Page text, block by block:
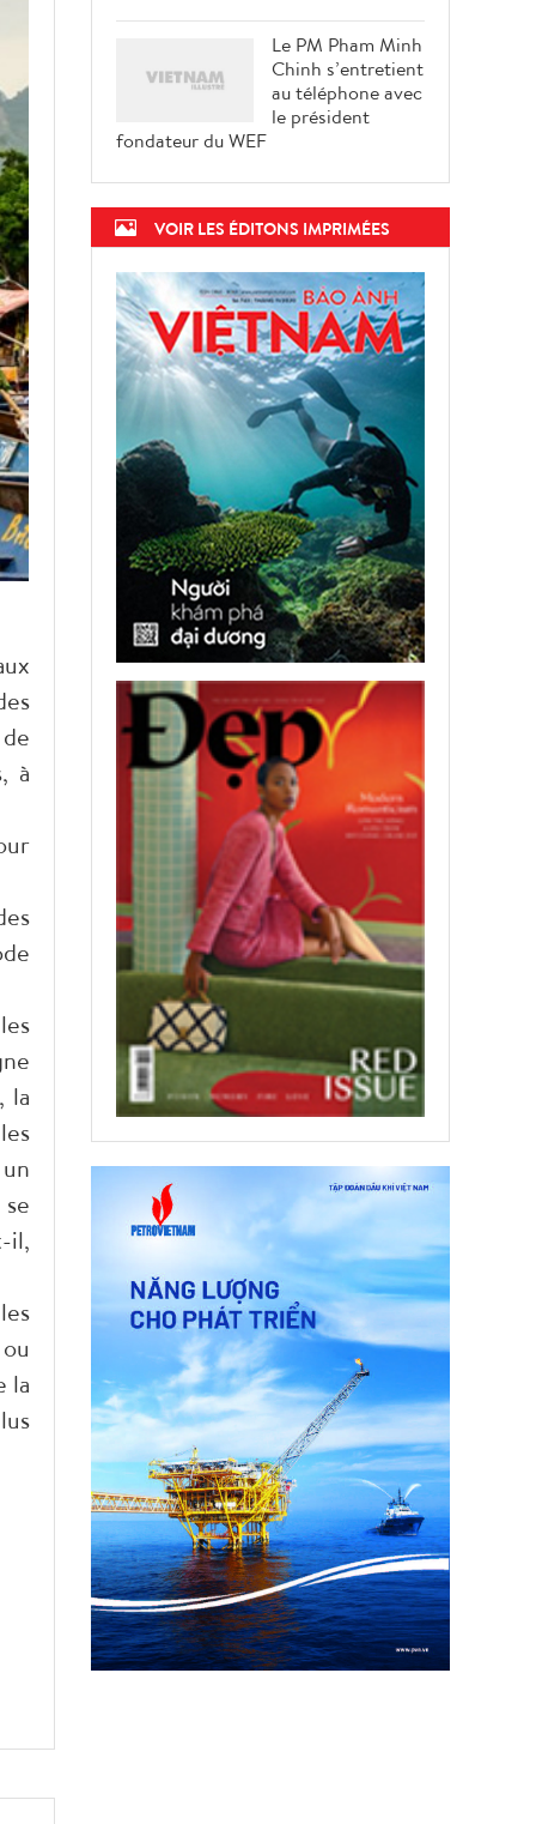
à
la
il,
la
Le PM Pham Minh
Chinh s’entretient
au téléphone avec
le président
fondateur du WEF
VOIR LES ÉDITONS IMPRIMÉES